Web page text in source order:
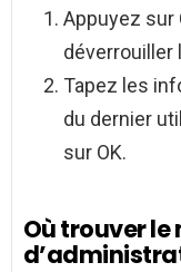
Appuyez sur
déverrouiller
Tapez les
du dernier
sur OK.
Où trouver le